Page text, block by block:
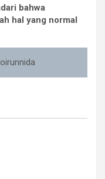
bahwa
hal yang normal